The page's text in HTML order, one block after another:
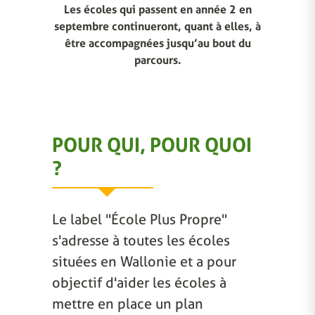
Les écoles qui passent en année 2 en
septembre continueront, quant à elles, à
être accompagnées jusqu’au bout du
parcours.
POUR QUI, POUR QUOI
?
Le label "École Plus Propre"
s'adresse à toutes les écoles
situées en Wallonie et a pour
objectif d'aider les écoles à
mettre en place un plan